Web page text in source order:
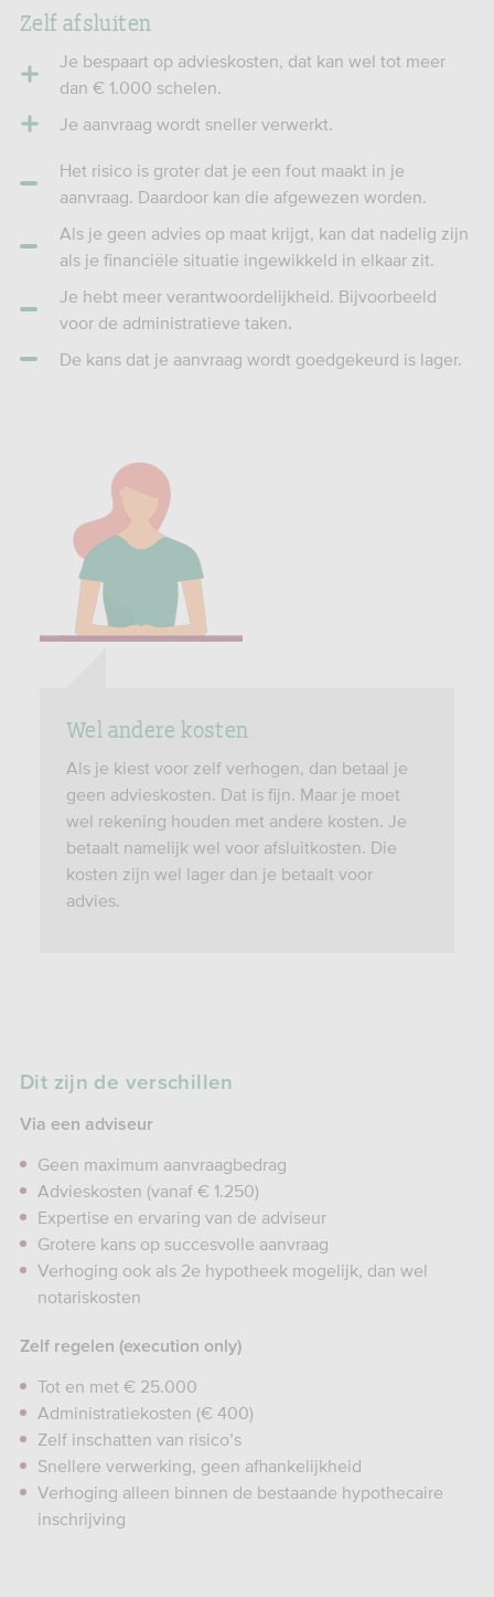
Zelf afsluiten
Je bespaart op advieskosten, dat kan wel tot meer
dan € 1.000 schelen.
Je aanvraag wordt sneller verwerkt.
Het risico is groter dat je een fout maakt in je
aanvraag. Daardoor kan die afgewezen worden.
Als je geen advies op maat krijgt, kan dat nadelig zijn
als je financiële situatie ingewikkeld in elkaar zit.
Je hebt meer verantwoordelijkheid. Bijvoorbeeld
voor de administratieve taken.
De kans dat je aanvraag wordt goedgekeurd is lager.
Wel andere kosten
Als je kiest voor zelf verhogen, dan betaal je
geen advieskosten. Dat is fijn. Maar je moet
wel rekening houden met andere kosten. Je
betaalt namelijk wel voor afsluitkosten. Die
kosten zijn wel lager dan je betaalt voor
advies.
Dit zijn de verschillen
Via een adviseur
Geen maximum aanvraagbedrag
Advieskosten (vanaf € 1.250)
Expertise en ervaring van de adviseur
Grotere kans op succesvolle aanvraag
Verhoging ook als 2e hypotheek mogelijk, dan wel
notariskosten
Zelf regelen (execution only)
Tot en met € 25.000
Administratiekosten (€ 400)
Zelf inschatten van risico’s
Snellere verwerking, geen afhankelijkheid
Verhoging alleen binnen de bestaande hypothecaire
inschrijving